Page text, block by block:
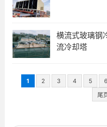
横流式玻璃钢
流冷却塔
1 2 3 4 5 6
尾